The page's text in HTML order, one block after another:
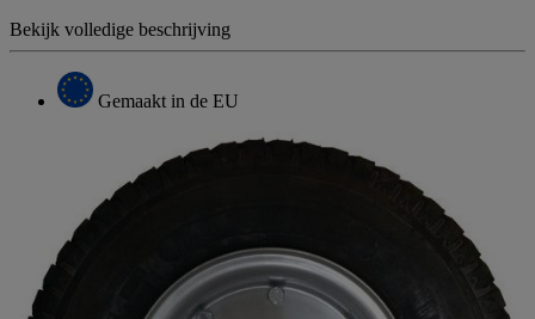
Bekijk volledige beschrijving
Gemaakt in de EU